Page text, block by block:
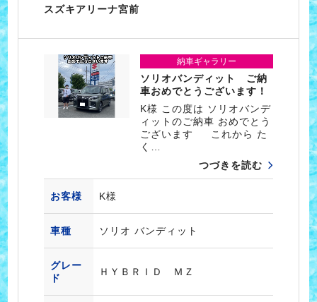
スズキアリーナ宮前
納車ギャラリー
ソリオバンディット ご納
車おめでとうございます！
K様 この度は ソリオバンデ
ィットのご納車 おめでとう
ございます これから た
く…
つづきを読む
お客様 K様
車種 ソリオ バンディット
グレー
ド
ＨＹＢＲＩＤ ＭＺ